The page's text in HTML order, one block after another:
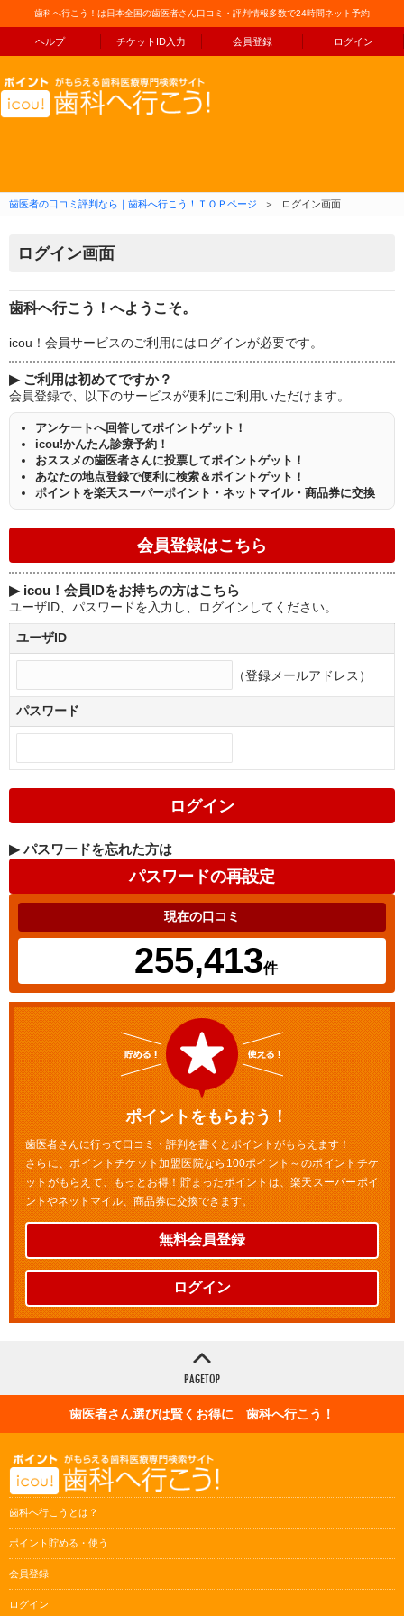
歯科へ行こう！は日本全国の歯医者さん口コミ・評判情報多数で24時間ネット予約
ヘルプ チケットID入力 会員登録 ログイン
コンテンツへ移動
歯医者の口コミ評判なら｜歯科へ行こう！ＴＯＰページ ＞ ログイン画面
ログイン画面
歯科へ行こう！へようこそ。
icou！会員サービスのご利用にはログインが必要です。
▶ ご利用は初めてですか？
会員登録で、以下のサービスが便利にご利用いただけます。
アンケートへ回答してポイントゲット！
icou!かんたん診療予約！
おススメの歯医者さんに投票してポイントゲット！
あなたの地点登録で便利に検索＆ポイントゲット！
ポイントを楽天スーパーポイント・ネットマイル・商品券に交換
▶ icou！会員IDをお持ちの方はこちら
ユーザID、パスワードを入力し、ログインしてください。
ユーザID
（登録メールアドレス）
パスワード
▶ パスワードを忘れた方は
現在の口コミ
255,413件
ポイントをもらおう！
歯医者さんに行って口コミ・評判を書くとポイントがもらえます！
さらに、ポイントチケット加盟医院なら100ポイント～のポイントチケ
ットがもらえて、もっとお得！貯まったポイントは、楽天スーパーポイ
ントやネットマイル、商品券に交換できます。
無料会員登録
ログイン
歯医者さん選びは賢くお得に 歯科へ行こう！
歯科へ行こうとは？
ポイント貯める・使う
会員登録
ログイン